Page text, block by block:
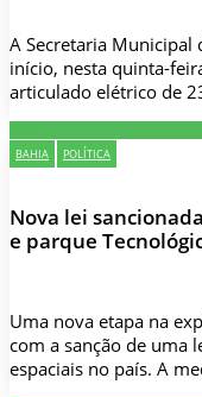
A Secretaria Municipal
início, nesta quinta-
articulado elétrico de
BAHIA POLÍTICA
Nova lei
e parque
Uma nova etapa na
com a sanção de uma
espaciais no país. A